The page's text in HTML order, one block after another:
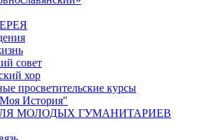
совет
хор
просветительские курсы
История"
МОЛОДЫХ ГУМАНИТАРИЕВ